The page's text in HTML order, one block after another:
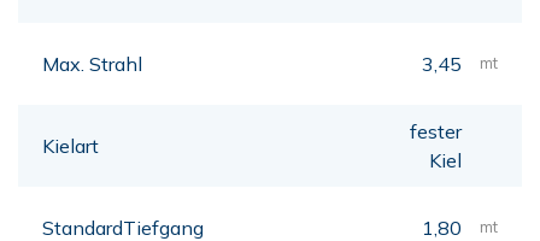
Max. Strahl 3,45 mt
Kielart
fester
Kiel
StandardTiefgang 1,80 mt